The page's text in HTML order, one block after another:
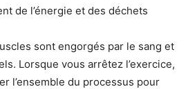
de l’énergie et des déchets
sont engorgés par le sang et
Lorsque vous arrêtez l’exercice,
l’ensemble du processus pour